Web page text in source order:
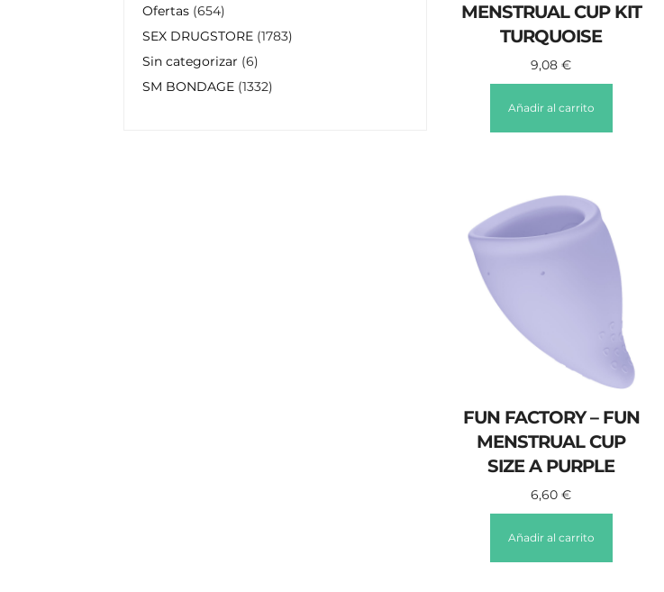
MENSTRUAL CUP KIT
TURQUOISE
9,08€
Añadir al carrito
FUN FACTORY – FUN
MENSTRUAL CUP
SIZE A PURPLE
6,60€
Añadir al carrito
Ofertas 654
SEX DRUGSTORE 1783
Sin categorizar 6
SM BONDAGE 1332